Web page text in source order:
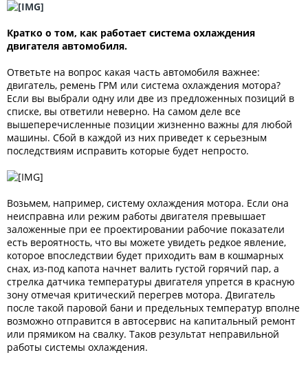
Кратко о том, как работает система охлаждения
двигателя автомобиля.
Ответьте на вопрос какая часть автомобиля важнее:
двигатель, ремень ГРМ или система охлаждения мотора?
Если вы выбрали одну или две из предложенных позиций в
списке, вы ответили неверно. На самом деле все
вышеперечисленные позиции жизненно важны для любой
машины. Сбой в каждой из них приведет к серьезным
последствиям исправить которые будет непросто.
Возьмем, например, систему охлаждения мотора. Если она
неисправна или режим работы двигателя превышает
заложенные при ее проектировании рабочие показатели
есть вероятность, что вы можете увидеть редкое явление,
которое впоследствии будет приходить вам в кошмарных
снах, из-под капота начнет валить густой горячий пар, а
стрелка датчика температуры двигателя упрется в красную
зону отмечая критический перегрев мотора. Двигатель
после такой паровой бани и предельных температур вполне
возможно отправится в автосервис на капитальный ремонт
или прямиком на свалку. Таков результат неправильной
работы системы охлаждения.